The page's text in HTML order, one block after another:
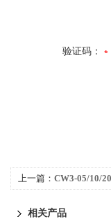
验证码：
上一篇： CW3-05/10/
相关产品